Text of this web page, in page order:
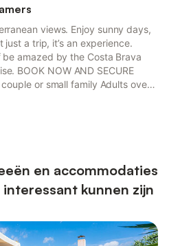
views. Enjoy sunny days,
just a trip, it’s an experience.
amazed by the Costa Brava
BOOK NOW AND SECURE
or small family Adults over
Late check-in or holidays: only
en accommodaties
interessant kunnen zijn